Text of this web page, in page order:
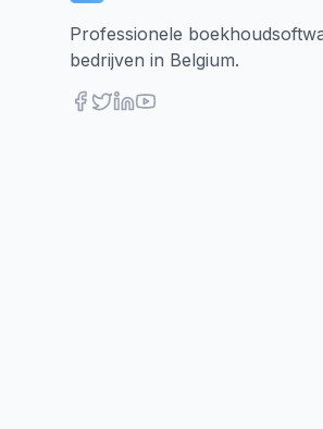
Professionele
bedrijven in Belgium.